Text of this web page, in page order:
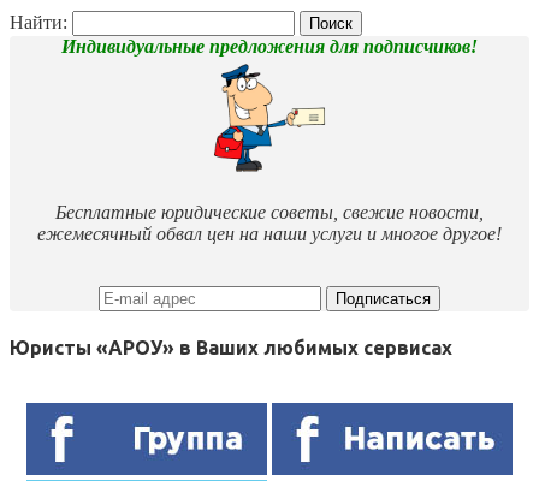
Найти:
Индивидуальные предложения для подписчиков!
Бесплатные юридические советы, свежие новости,
ежемесячный обвал цен на наши услуги и многое другое!
Юристы «АРОУ» в Ваших любимых сервисах